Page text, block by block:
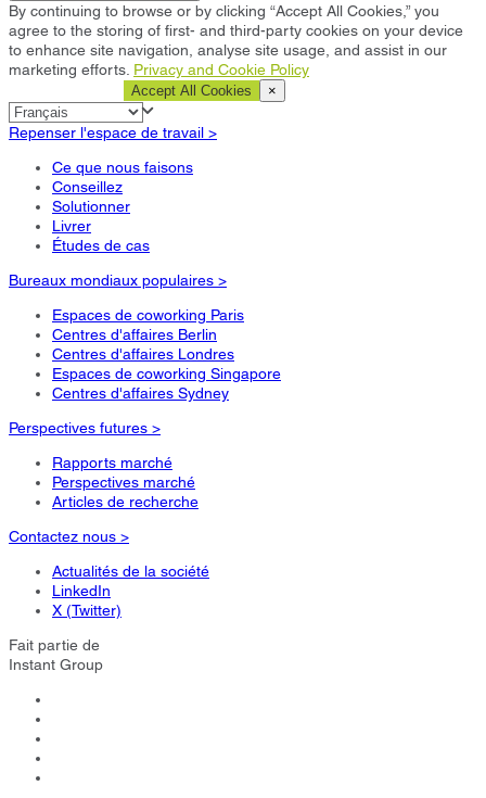
By continuing to browse or by clicking “Accept All Cookies,” you
agree to the storing of first- and third-party cookies on your device
to enhance site navigation, analyse site usage, and assist in our
marketing efforts. Privacy and Cookie Policy
Accept All Cookies ×
Repenser l'espace de travail >
Ce que nous faisons
Conseillez
Solutionner
Livrer
Études de cas
Bureaux mondiaux populaires >
Espaces de coworking Paris
Centres d'affaires Berlin
Centres d'affaires Londres
Espaces de coworking Singapore
Centres d'affaires Sydney
Perspectives futures >
Rapports marché
Perspectives marché
Articles de recherche
Contactez nous >
Actualités de la société
LinkedIn
X (Twitter)
Fait partie de
Instant Group